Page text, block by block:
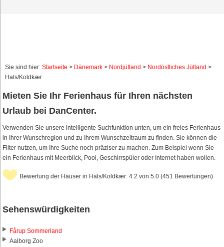
Sie sind hier: Startseite > Dänemark > Nordjütland > Nordöstliches Jütland >
Hals/Koldkær
Mieten Sie Ihr Ferienhaus für Ihren nächsten
Urlaub bei DanCenter.
Verwenden Sie unsere intelligente Suchfunktion unten, um ein freies Ferienhaus
in Ihrer Wunschregion und zu Ihrem Wunschzeitraum zu finden. Sie können die
Filter nutzen, um Ihre Suche noch präziser zu machen. Zum Beispiel wenn Sie
ein Ferienhaus mit Meerblick, Pool, Geschirrspüler oder Internet haben wollen.
Bewertung der Häuser in Hals/Koldkær: 4.2 von 5.0 (451 Bewertungen)
Sehenswürdigkeiten
Fårup Sommerland
Aalborg Zoo